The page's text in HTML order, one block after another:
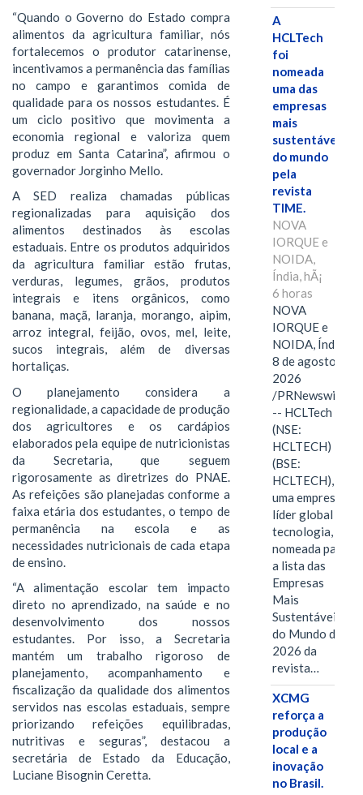
“Quando o Governo do Estado compra
alimentos da agricultura familiar, nós
fortalecemos o produtor catarinense,
incentivamos a permanência das famílias
no campo e garantimos comida de
qualidade para os nossos estudantes. É
um ciclo positivo que movimenta a
economia regional e valoriza quem
produz em Santa Catarina”, afirmou o
governador Jorginho Mello.
A SED realiza chamadas públicas
regionalizadas para aquisição dos
alimentos destinados às escolas
estaduais. Entre os produtos adquiridos
da agricultura familiar estão frutas,
verduras, legumes, grãos, produtos
integrais e itens orgânicos, como
banana, maçã, laranja, morango, aipim,
arroz integral, feijão, ovos, mel, leite,
sucos integrais, além de diversas
hortaliças.
O planejamento considera a
regionalidade, a capacidade de produção
dos agricultores e os cardápios
elaborados pela equipe de nutricionistas
da Secretaria, que seguem
rigorosamente as diretrizes do PNAE.
As refeições são planejadas conforme a
faixa etária dos estudantes, o tempo de
permanência na escola e as
necessidades nutricionais de cada etapa
de ensino.
“A alimentação escolar tem impacto
direto no aprendizado, na saúde e no
desenvolvimento dos nossos
estudantes. Por isso, a Secretaria
mantém um trabalho rigoroso de
planejamento, acompanhamento e
fiscalização da qualidade dos alimentos
servidos nas escolas estaduais, sempre
priorizando refeições equilibradas,
nutritivas e seguras”, destacou a
secretária de Estado da Educação,
Luciane Bisognin Ceretta.
A
HCLTech
foi
nomeada
uma das
empresas
mais
sustentáveis
do mundo
pela
revista
TIME.
NOVA
IORQUE e
NOIDA,
Índia, hÃ¡
6 horas
NOVA
IORQUE e
NOIDA, Índia,
8 de agosto de
2026
/PRNewswire/
-- HCLTech
(NSE:
HCLTECH)
(BSE:
HCLTECH),
uma empresa
líder global em
tecnologia, foi
nomeada para
a lista das
Empresas
Mais
Sustentáveis
do Mundo de
2026 da
revista…
XCMG
reforça a
produção
local e a
inovação
no Brasil.